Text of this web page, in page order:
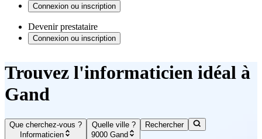
Connexion ou inscription
Devenir prestataire
Connexion ou inscription
Trouvez l'informaticien idéal à
Gand
Que cherchez-vous ?
Informaticien
Quelle ville ?
9000 Gand
Rechercher